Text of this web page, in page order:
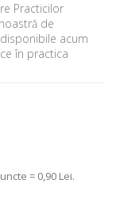
Practicilor
de
acum
în practica
= 0,90 Lei.